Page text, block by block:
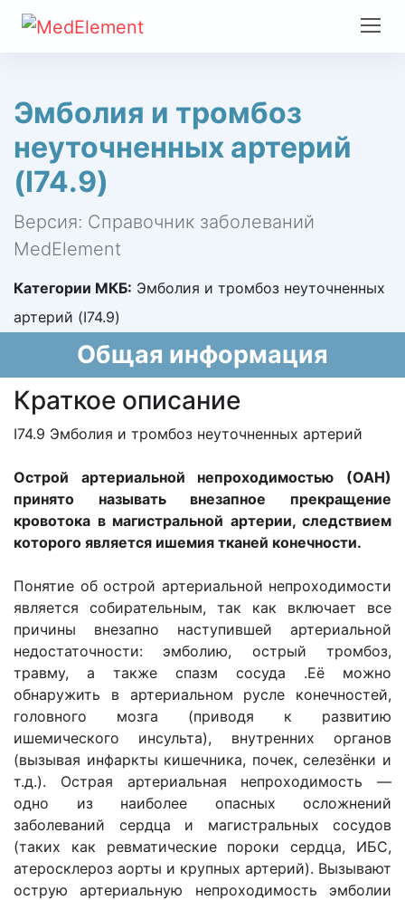
Эмболия и тромбоз
неуточненных артерий
(I74.9)
Версия: Справочник заболеваний
MedElement
Категории МКБ: Эмболия и тромбоз неуточненных
артерий (I74.9)
Общая информация
Краткое описание
I74.9 Эмболия и тромбоз неуточненных артерий
Острой артериальной непроходимостью (ОАН)
принято называть внезапное прекращение
кровотока в магистральной артерии, следствием
которого является ишемия тканей конечности.
Понятие об острой артериальной непроходимости
является собирательным, так как включает все
причины внезапно наступившей артериальной
недостаточности: эмболию, острый тромбоз,
травму, а также спазм сосуда .Её можно
обнаружить в артериальном русле конечностей,
головного мозга (приводя к развитию
ишемического инсульта), внутренних органов
(вызывая инфаркты кишечника, почек, селезёнки и
т.д.). Острая артериальная непроходимость —
одно из наиболее опасных осложнений
заболеваний сердца и магистральных сосудов
(таких как ревматические пороки сердца, ИБС,
атеросклероз аорты и крупных артерий). Вызывают
острую артериальную непроходимость эмболии